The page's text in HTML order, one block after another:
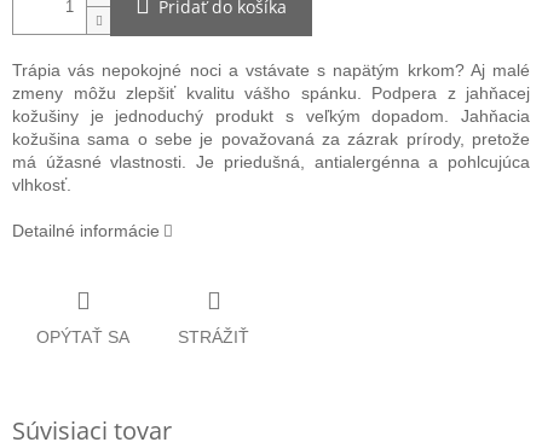
Pridať do košíka
Trápia vás nepokojné noci a vstávate s napätým krkom? Aj malé
zmeny môžu zlepšiť kvalitu vášho spánku. Podpera z jahňacej
kožušiny je jednoduchý produkt s veľkým dopadom. Jahňacia
kožušina sama o sebe je považovaná za zázrak prírody, pretože
má úžasné vlastnosti. Je priedušná, antialergénna a pohlcujúca
vlhkosť.
Detailné informácie
OPÝTAŤ SA STRÁŽIŤ
Súvisiaci tovar